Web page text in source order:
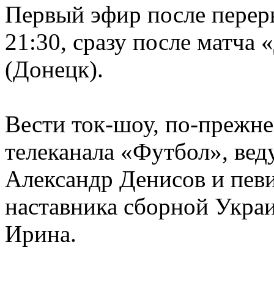
Первый эфир после
21:30, сразу после
(Донецк).
Вести ток-шоу, по-
телеканала «Футбол»,
Александр Денисов и
наставника сборной
Ирина.